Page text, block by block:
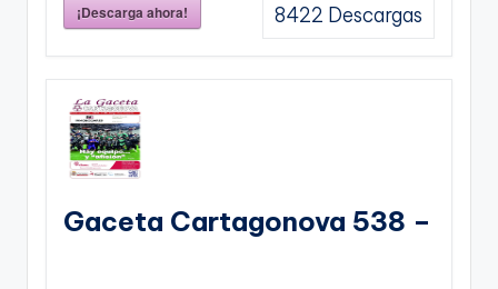
¡Descarga ahora! 8422 Descargas
Gaceta Cartagonova 538 –